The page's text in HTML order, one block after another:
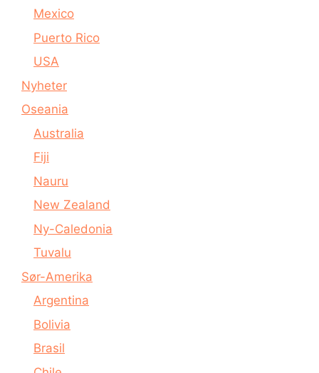
Mexico
Puerto Rico
USA
Nyheter
Oseania
Australia
Fiji
Nauru
New Zealand
Ny-Caledonia
Tuvalu
Sør-Amerika
Argentina
Bolivia
Brasil